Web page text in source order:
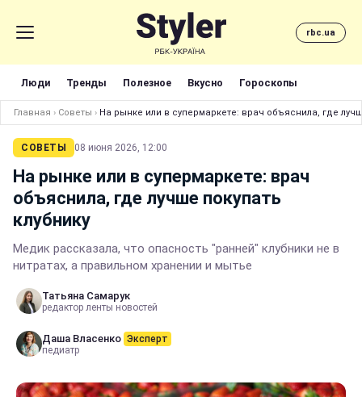
rbc.ua
Люди Тренды Полезное Вкусно Гороскопы
Главная › Советы › На рынке или в супермаркете: врач объяснила, где
СОВЕТЫ 08 июня 2026, 12:00
На рынке или в супермаркете: врач
объяснила, где лучше покупать
клубнику
Медик рассказала, что опасность "ранней" клубники не в
нитратах, а правильном хранении и мытье
Татьяна Самарук
редактор ленты новостей
Даша Власенко Эксперт
педиатр